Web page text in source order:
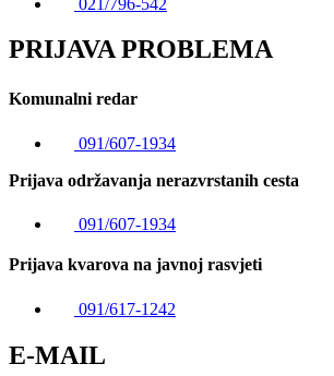
PRIJAVA PROBLEMA
Komunalni redar
091/607-1934
Prijava održavanja nerazvrstanih cesta
091/607-1934
Prijava kvarova na javnoj rasvjeti
091/617-1242
E-MAIL